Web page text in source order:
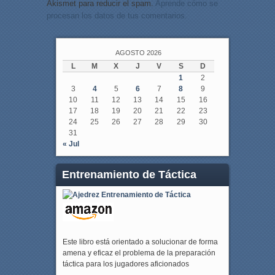
Akismet para reducir el spam. Aprende cómo se
procesan los datos de tus comentarios.
AGOSTO 2026
L M X J V S
D
1
2
3
4 5 6 7 8
9
10
11 12 13 14 15
16
17
18 19 20 21 22
23
24
25 26 27 28 29
30
31
« Jul
Entrenamiento de Táctica
Este libro está orientado a solucionar de forma
amena y eficaz el problema de la preparación
táctica para los jugadores aficionados